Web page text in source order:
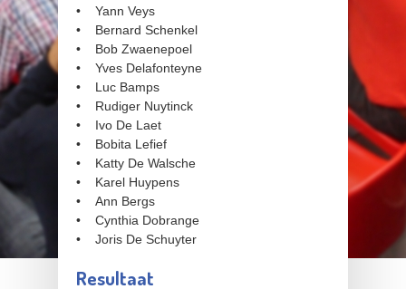
• Yann Veys
• Bernard Schenkel
• Bob Zwaenepoel
• Yves Delafonteyne
• Luc Bamps
• Rudiger Nuytinck
• Ivo De Laet
• Bobita Lefief
• Katty De Walsche
• Karel Huypens
• Ann Bergs
• Cynthia Dobrange
• Joris De Schuyter
Resultaat